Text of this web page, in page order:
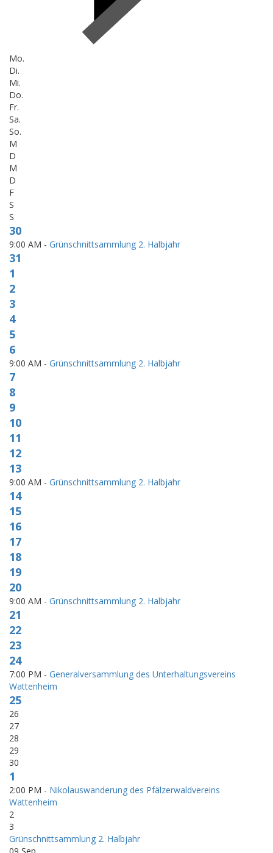
Mo.
Di.
Mi.
Do.
Fr.
Sa.
So.
M
D
M
D
F
S
S
30
9:00 AM - Grünschnittsammlung 2. Halbjahr
31
1
2
3
4
5
6
9:00 AM - Grünschnittsammlung 2. Halbjahr
7
8
9
10
11
12
13
9:00 AM - Grünschnittsammlung 2. Halbjahr
14
15
16
17
18
19
20
9:00 AM - Grünschnittsammlung 2. Halbjahr
21
22
23
24
7:00 PM - Generalversammlung des Unterhaltungsvereins
Wattenheim
25
26
27
28
29
30
1
2:00 PM - Nikolauswanderung des Pfälzerwaldvereins
Wattenheim
2
3
Grünschnittsammlung 2. Halbjahr